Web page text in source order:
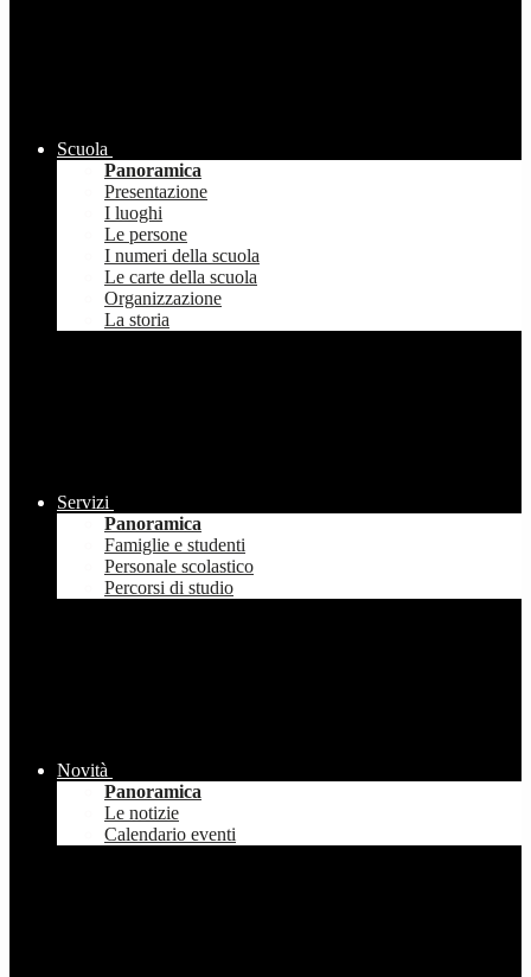
Scuola
Panoramica
Presentazione
I luoghi
Le persone
I numeri della scuola
Le carte della scuola
Organizzazione
La storia
Servizi
Panoramica
Famiglie e studenti
Personale scolastico
Percorsi di studio
Novità
Panoramica
Le notizie
Calendario eventi